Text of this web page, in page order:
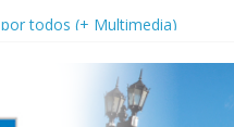
edición semanal en PDF del
En imágenes la prensa
fronteras: brigada chilena
Va: cien años, cien escuelas